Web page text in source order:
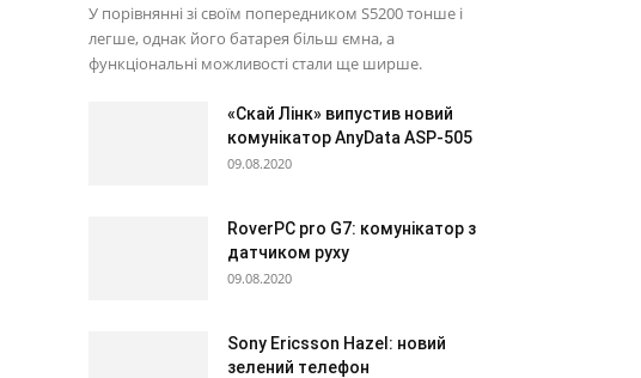
У порівнянні зі своїм попередником S5200 тонше і
легше, однак його батарея більш ємна, а
функціональні можливості стали ще ширше.
«Скай Лінк» випустив новий
комунікатор AnyData ASP-505
09.08.2020
RoverPC pro G7: комунікатор з
датчиком руху
09.08.2020
Sony Ericsson Hazel: новий
зелений телефон